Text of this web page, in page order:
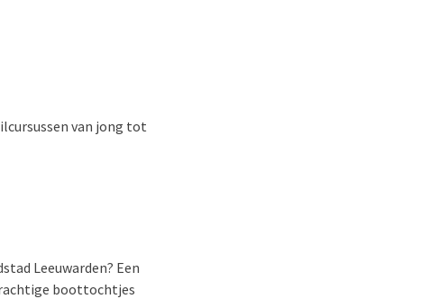
van jong tot
Leeuwarden? Een
boottochtjes